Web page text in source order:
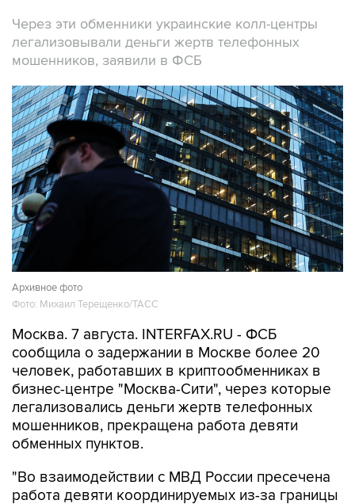
мошенников, заявили в ФСБ
Архивное фото
Фото: Михаил Терещенко/ТАСС
Москва. 7 августа. INTERFAX.RU - ФСБ
человек, работавших в криптообменниках в
бизнес-центре "Москва-Сити", через которые
легализовались деньги жертв телефонных
мошенников, прекращена работа девяти
обменных пунктов.
"Во взаимодействии с МВД России пресечена
каналов вывода средств за рубеж с
использованием криптовалюты. В Москве в